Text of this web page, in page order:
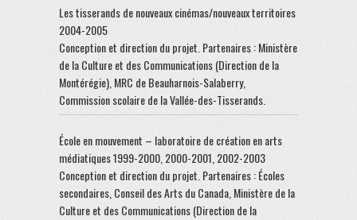
Les tisserands de nouveaux cinémas/nouveaux territoires
2004-2005
Conception et direction du projet. Partenaires : Ministère
de la Culture et des Communications (Direction de la
Montérégie), MRC de Beauharnois-Salaberry,
Commission scolaire de la Vallée-des-Tisserands.
École en mouvement – laboratoire de création en arts
médiatiques 1999-2000, 2000-2001, 2002-2003
Conception et direction du projet. Partenaires : Écoles
secondaires, Conseil des Arts du Canada, Ministère de la
Culture et des Communications (Direction de la